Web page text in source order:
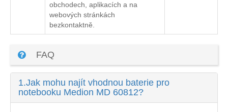
obchodech, aplikacích a na
webových stránkách
bezkontaktně.
FAQ
1.Jak mohu najít vhodnou baterie pro
notebooku Medion MD 60812?